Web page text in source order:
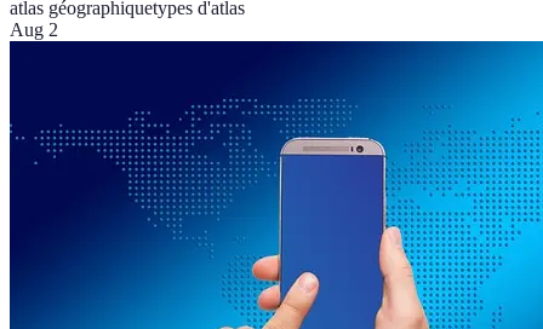
atlas géographiquetypes d'atlas
Aug 2